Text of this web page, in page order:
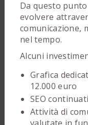
Da questo
evolvere
comunicazione,
nel tempo.
Alcuni
Grafica
12.000 euro
SEO
Attività di